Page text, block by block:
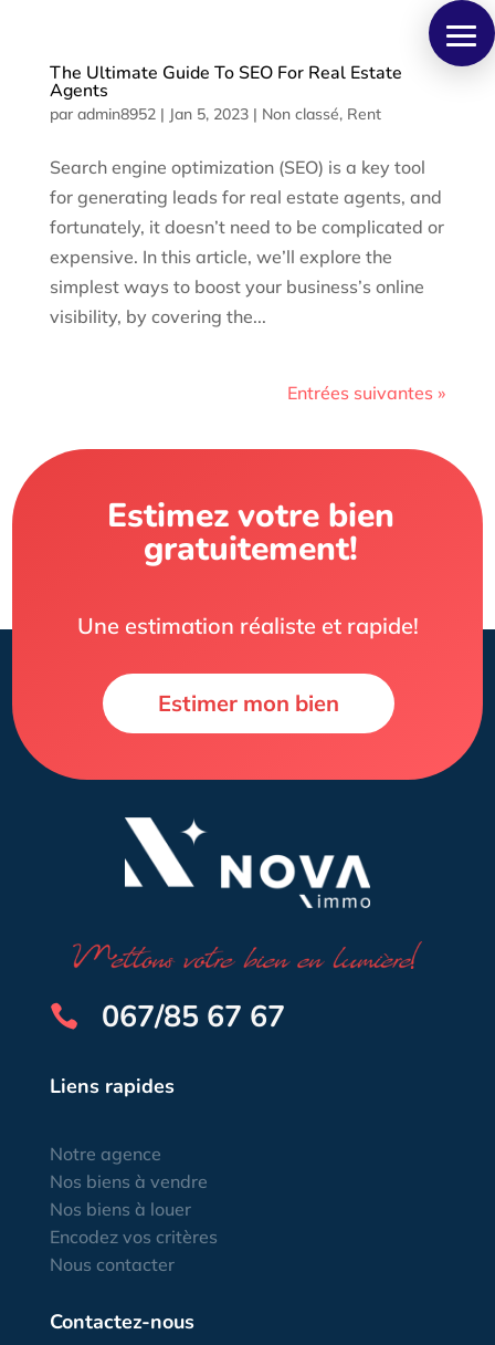
The Ultimate Guide To SEO For Real Estate
Agents
par admin8952| Jan 5, 2023| Non classé, Rent
Search engine optimization (SEO) is a key tool
for generating leads for real estate agents, and
fortunately, it doesn’t need to be complicated or
expensive. In this article, we’ll explore the
simplest ways to boost your business’s online
visibility, by covering the...
Entrées suivantes »
Estimez votre bien
gratuitement!
Une estimation réaliste et rapide!
Estimer mon bien
 067/85 67 67
Liens rapides
Notre agence
Nos biens à vendre
Nos biens à louer
Encodez vos critères
Nous contacter
Contactez-nous